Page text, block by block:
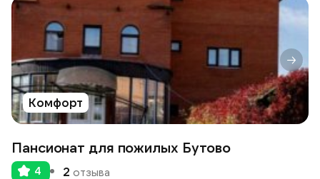
Комфорт
Пансионат для пожилых Бутово
4 2 отзыва